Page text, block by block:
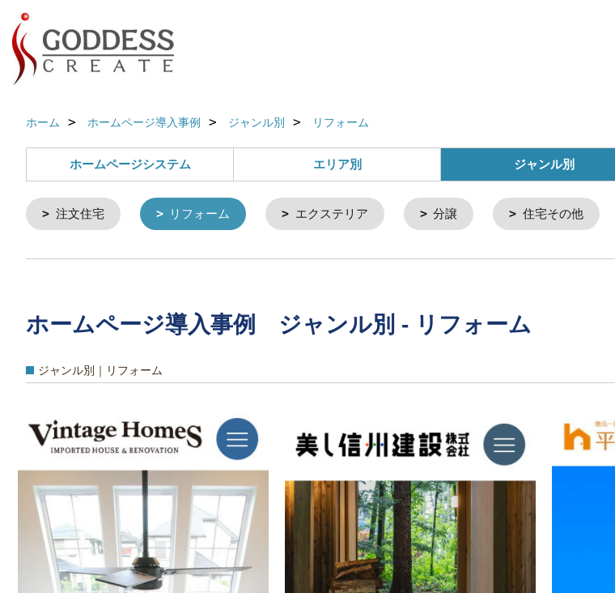
ホーム ホームページ導入事例 ジャンル別 リフォーム
ホームページシステム エリア別 ジャンル別
注文住宅 リフォーム エクステリア 分譲 住宅その他
ホームページ導入事例 ジャンル別 - リフォーム
ジャンル別｜リフォーム